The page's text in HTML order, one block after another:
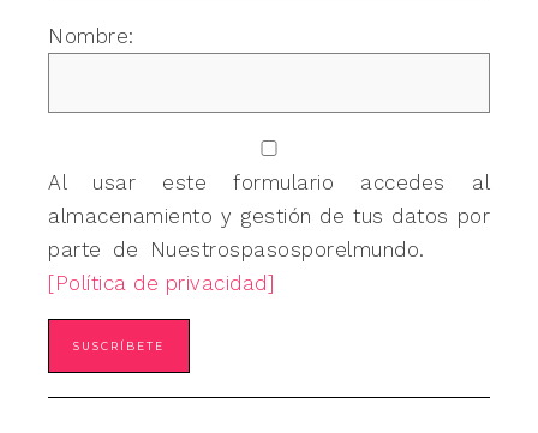
Nombre:
Al usar este formulario accedes al
almacenamiento y gestión de tus datos por
parte de Nuestrospasosporelmundo.
[Política de privacidad]